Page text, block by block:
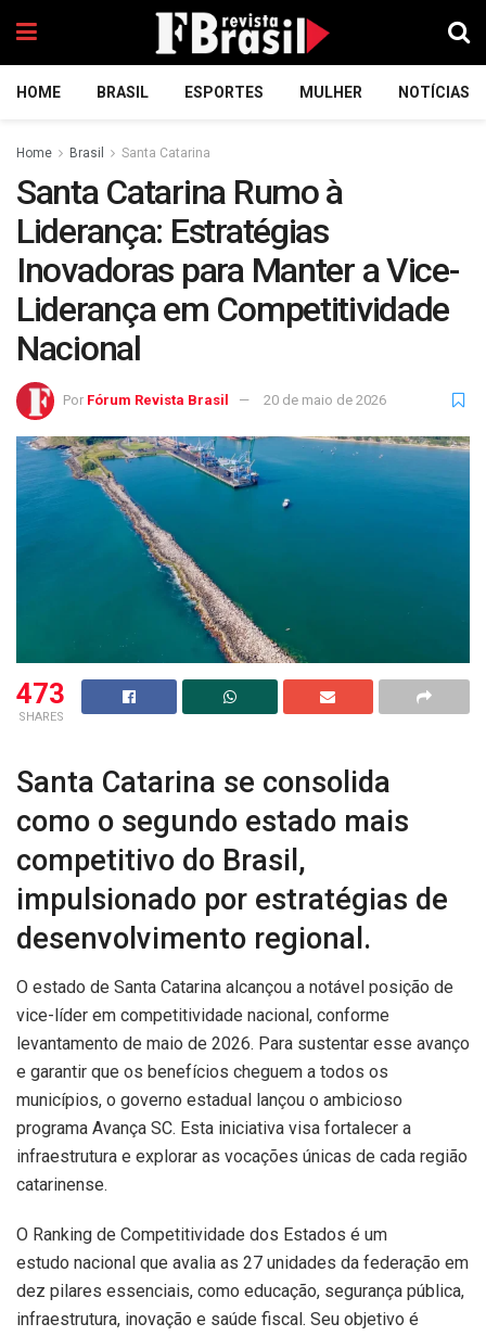
HOME BRASIL ESPORTES MULHER NOTÍCIAS
Home Brasil Santa Catarina
Santa Catarina Rumo à
Liderança: Estratégias
Inovadoras para Manter a Vice-
Liderança em Competitividade
Nacional
Por Fórum Revista Brasil 20 de maio de 2026
473
SHARES
Santa Catarina se consolida
como o segundo estado mais
competitivo do Brasil,
impulsionado por estratégias de
desenvolvimento regional.
O estado de Santa Catarina alcançou a notável posição de
vice-líder em competitividade nacional, conforme
levantamento de maio de 2026. Para sustentar esse avanço
e garantir que os benefícios cheguem a todos os
municípios, o governo estadual lançou o ambicioso
programa Avança SC. Esta iniciativa visa fortalecer a
infraestrutura e explorar as vocações únicas de cada região
catarinense.
O Ranking de Competitividade dos Estados é um
estudo nacional que avalia as 27 unidades da federação em
dez pilares essenciais, como educação, segurança pública,
infraestrutura, inovação e saúde fiscal. Seu objetivo é